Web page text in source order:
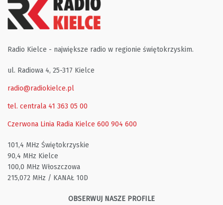
Radio Kielce - największe radio w regionie świętokrzyskim.
ul. Radiowa 4, 25-317 Kielce
radio@radiokielce.pl
tel. centrala 41 363 05 00
Czerwona Linia Radia Kielce 600 904 600
101,4 MHz Świętokrzyskie
90,4 MHz Kielce
100,0 MHz Włoszczowa
215,072 MHz / KANAŁ 10D
OBSERWUJ NASZE PROFILE